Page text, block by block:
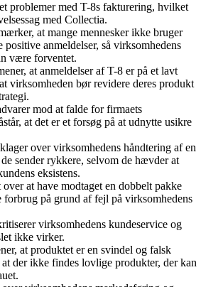
problemer med T-8s fakturering, hvilket
med Collectia.
at mange mennesker ikke bruger
positive anmeldelser, så virksomhedens
være forventet.
at anmeldelser af T-8 er på et lavt
virksomheden bør revidere deres produkt
mod at falde for firmaets
at det er et forsøg på at udnytte usikre
over virksomhedens håndtering af en
sender rykkere, selvom de hævder at
eksistens.
at have modtaget en dobbelt pakke
forbrug på grund af fejl på virksomhedens
virksomhedens kundeservice og
ikke virker.
at produktet er en svindel og falsk
der ikke findes lovlige produkter, der kan